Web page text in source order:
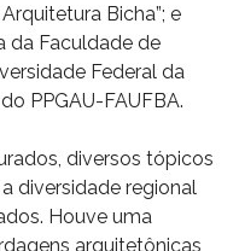
Bicha”; e
da Faculdade de
Federal da
PPGAU-FAUFBA.
diversos tópicos
diversidade regional
Houve uma
arquitetônicas